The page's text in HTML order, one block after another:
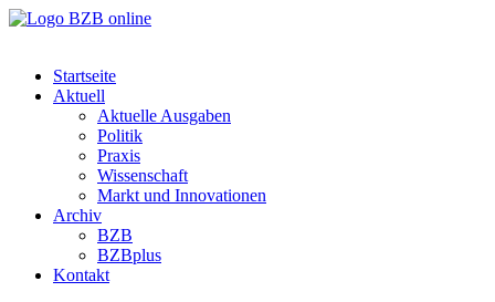
Startseite
Aktuell
Aktuelle Ausgaben
Politik
Praxis
Wissenschaft
Markt und Innovationen
Archiv
BZB
BZBplus
Kontakt